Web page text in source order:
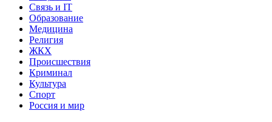
Связь и IT
Образование
Медицина
Религия
ЖКХ
Происшествия
Криминал
Культура
Спорт
Россия и мир